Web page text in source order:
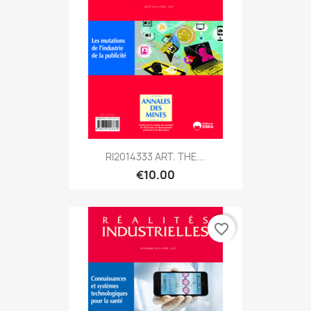
RI2014333 ART. THE...
€10.00
favorite_border